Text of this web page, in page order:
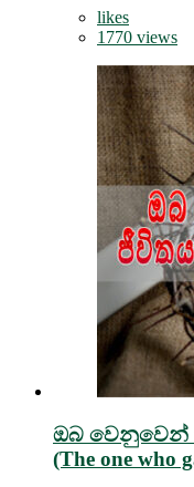
likes
1770 views
ඔබ වෙනුවෙන්
(The one who